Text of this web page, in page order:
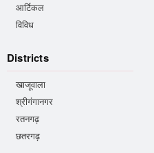
आर्टिकल
विविध
Districts
खाजूवाला
श्रीगंगानगर
रतनगढ़
छतरगढ़